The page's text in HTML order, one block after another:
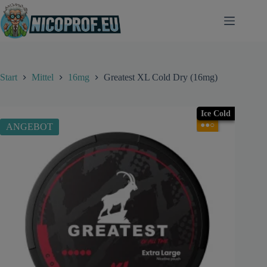
Zum
Inhalt
springen
Start Mittel 16mg Greatest XL Cold Dry (16mg)
ANGEBOT
Ice Cold
●●○